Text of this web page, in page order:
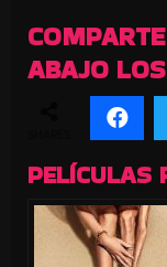
ABAJO
PELÍCULAS